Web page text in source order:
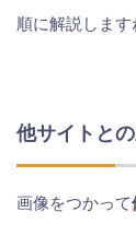
順に解説します
他サイトと
画像をつかって